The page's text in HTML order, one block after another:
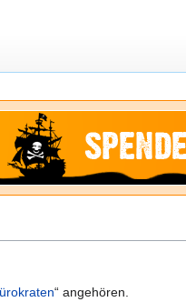
“ angehören.